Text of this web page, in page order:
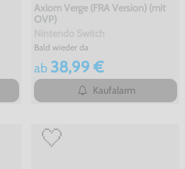
Axiom Verge (FRA Version) (mit
OVP)
Bald wieder da
ab 38,99 €
Kaufalarm